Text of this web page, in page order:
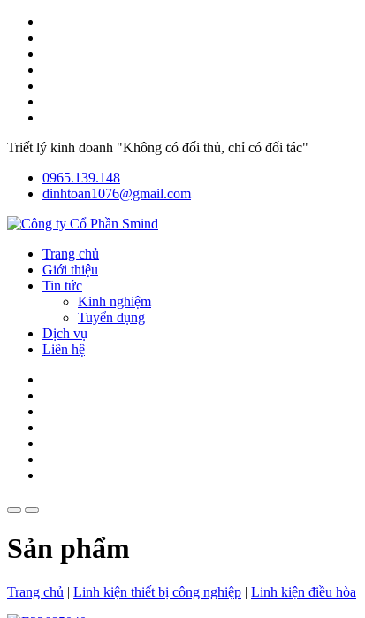
Triết lý kinh doanh "Không có đối thủ, chỉ có đối tác"
0965.139.148
dinhtoan1076@gmail.com
Trang chủ
Giới thiệu
Tin tức
Kinh nghiệm
Tuyển dụng
Dịch vụ
Liên hệ
Sản phẩm
Trang chủ | Linh kiện thiết bị công nghiệp | Linh kiện điều hòa |